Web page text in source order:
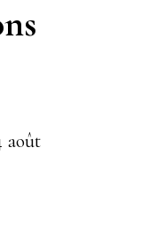
août